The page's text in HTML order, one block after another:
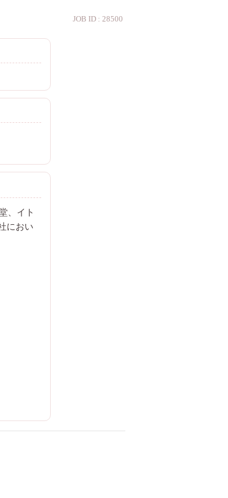
JOB ID : 28500
、イト
におい